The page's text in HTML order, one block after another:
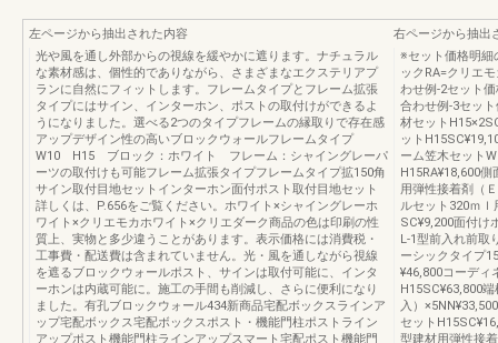
左ページから抽出された内容
光や風を通し外部からの視線を緩やかに遮ります。ナチュラル
な素材感は、個性的でありながら、さまざまなエクステリアプ
ランに自然にフィットします。フレームタイプとフレーム拡張
タイプにはサイン、インターホン、ポストの取付けができるよ
うになりました。選べる2つのタイプフレームの縁取りで存在感
アップデザイン性の高いブロックウォールフレームタイプ
W10 H15 ブロック：ホワイト フレーム：シャイングレーパ
ーツの取付けも可能フレーム拡張タイプフレームタイプ拡150角
サイン取付目地セットインターホン面付ポスト取付目地セット
詳しくは、P.656をご覧ください。ホワイト×シャイングレーホ
ワイト×クリエモカホワイト×クリエダーク商品の色は印刷の性
質上、実物と多少違うことがあります。表示価格には消費税・
工事費・配送費は含まれていません。光・風を通しながら視線
を遮るブロックウォールポスト、サインは取付可能に、インタ
ーホンは内蔵可能に。施工の手間も削減し、さらに便利になり
ました。有孔ブロックウォール434新商品宅配ボックスラインア
ップ宅配ボックス宅配ボックスポスト・機能門柱ポストライン
アップポスト機能門柱ラインアップスマート宅配ポスト機能門
右ページから抽出
※セット価格明細
ックRA=クリエ
わせ例-2セット
合わせ例-3セッ
材セット
ット
ーム笠木セット
H15RA¥18,600
用弾性接着剤（
ルセット320ｍ
SC¥9,200面付け
L-1型前入れ前取
ーシックタイプ
¥46,800コーディ
H15SC¥63,800
入）
セット
型建材用弾性接